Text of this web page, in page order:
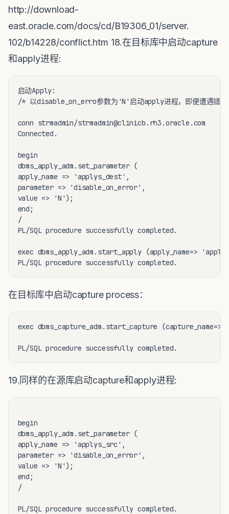
http://download-
east.oracle.com/docs/cd/B19306_01/server.
102/b14228/conflict.htm 18.在目标库中启动capture
和apply进程:
启动Apply:
/* 以disable_on_erro参数为'N'启动apply进程，即便遭遇错
conn strmadmin/strmadmin@clinicb.rh3.oracle.com
Connected.
begin
dbms_apply_adm.set_parameter (
apply_name => 'applys_dest',
parameter => 'disable_on_error',
value => 'N');
end;
/
PL/SQL procedure successfully completed.
exec dbms_apply_adm.start_apply (apply_name=>
在目标库中启动capture process：
exec dbms_capture_adm.start_capture
19.同样的在源库启动capture和apply进程:
begin
dbms_apply_adm.set_parameter (
apply_name => 'applys_src',
parameter => 'disable_on_error',
value => 'N');
end;
/
PL/SQL procedure successfully completed.